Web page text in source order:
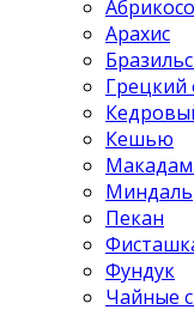
Арахис
Грецкий
Кешью
Миндаль
Пекан
Фундук
Чайные